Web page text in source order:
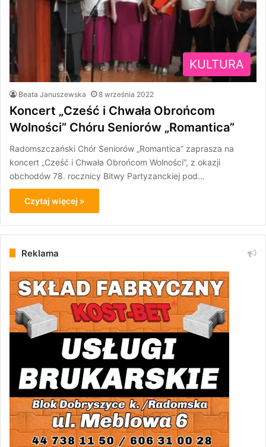
KULTURA
Beata Januszewska 8 września 2022
Koncert „Cześć i Chwała Obrońcom
Wolności” Chóru Seniorów „Romantica”
Radomszczański Chór Seniorów „Romantica” zaprasza na
koncert „Cześć i Chwała Obrońcom Wolności”, z okazji
obchodów 78. rocznicy Bitwy Partyzanckiej pod…
Czytaj więcej »
Reklama